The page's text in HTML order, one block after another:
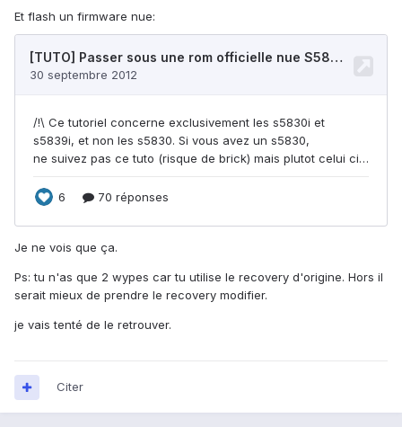
Et flash un firmware nue:
Je ne vois que ça.
Ps: tu n'as que 2 wypes car tu utilise le recovery d'origine. Hors il
serait mieux de prendre le recovery modifier.
je vais tenté de le retrouver.
Citer